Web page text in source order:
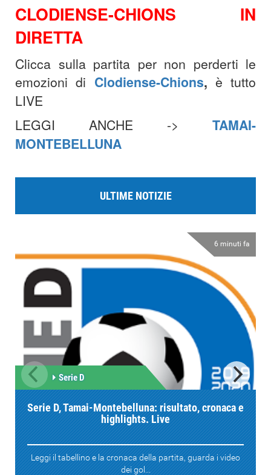
CLODIENSE-CHIONS IN
DIRETTA
Clicca sulla partita per non perderti le
emozioni di Clodiense-Chions, è tutto
LIVE
LEGGI ANCHE -> TAMAI-
MONTEBELLUNA
ULTIME NOTIZIE
6 minuti fa
Serie D
Serie D, Tamai-Montebelluna: risultato, cronaca e
highlights. Live
Leggi il tabellino e la cronaca della partita, guarda i video
dei gol...